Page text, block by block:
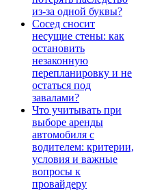
из-за одной буквы?
Сосед сносит
несущие стены: как
остановить
незаконную
перепланировку и не
остаться под
завалами?
Что учитывать при
выборе аренды
автомобиля с
водителем: критерии,
условия и важные
вопросы к
провайдеру